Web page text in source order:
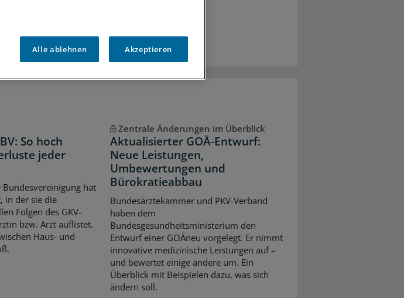
So hoch
jeder
Bundesvereinigung hat
in der sie die
Folgen des GKV-
bzw. Arzt auflistet.
Haus- und
Zentrale Änderungen im Überblick
Aktualisierter GOÄ-Entwurf:
Neue Leistungen,
Umbewertungen und
Bürokratieabbau
Bundesärztekammer und PKV-Verband
haben dem
Bundesgesundheitsministerium den
Entwurf einer GOÄneu vorgelegt. Er nimmt
innovative medizinische Leistungen auf –
und bewertet einige andere um. Ein
Überblick mit Beispielen dazu, was sich
ändern soll.
Alle ablehnen Akzeptieren